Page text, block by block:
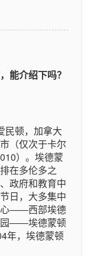
能介绍下吗？
民顿，加拿大
（仅次于卡尔
）。埃德蒙
在多伦多之
政府和教育中
日，大多集中
心――西部埃德
园――埃德蒙顿
年，埃德蒙顿